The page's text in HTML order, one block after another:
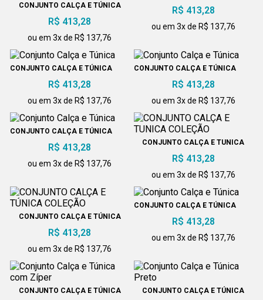
CONJUNTO CALÇA E TÚNICA
R$ 413,28
ou em 3x de R$ 137,76
R$ 413,28
ou em 3x de R$ 137,76
CONJUNTO CALÇA E TÚNICA
R$ 413,28
ou em 3x de R$ 137,76
CONJUNTO CALÇA E TÚNICA
R$ 413,28
ou em 3x de R$ 137,76
CONJUNTO CALÇA E TÚNICA
R$ 413,28
ou em 3x de R$ 137,76
CONJUNTO CALÇA E TUNICA
R$ 413,28
ou em 3x de R$ 137,76
CONJUNTO CALÇA E TÚNICA
R$ 413,28
ou em 3x de R$ 137,76
CONJUNTO CALÇA E TÚNICA
R$ 413,28
ou em 3x de R$ 137,76
CONJUNTO CALÇA E TÚNICA
CONJUNTO CALÇA E TÚNICA